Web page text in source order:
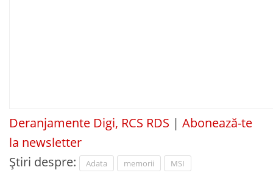
Deranjamente Digi, RCS RDS | Abonează-te
la newsletter
Știri despre:
Adata memorii MSI